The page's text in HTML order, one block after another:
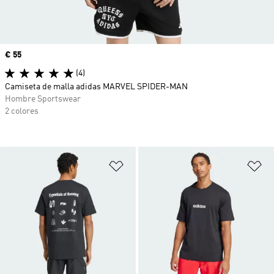
Añadir a la lista de deseos
Precio
€ 55
(4)
Camiseta de malla adidas MARVEL SPIDER-MAN
Hombre Sportswear
2 colores